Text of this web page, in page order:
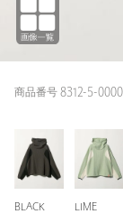
商品番号 8312-5-
BLACK LIME